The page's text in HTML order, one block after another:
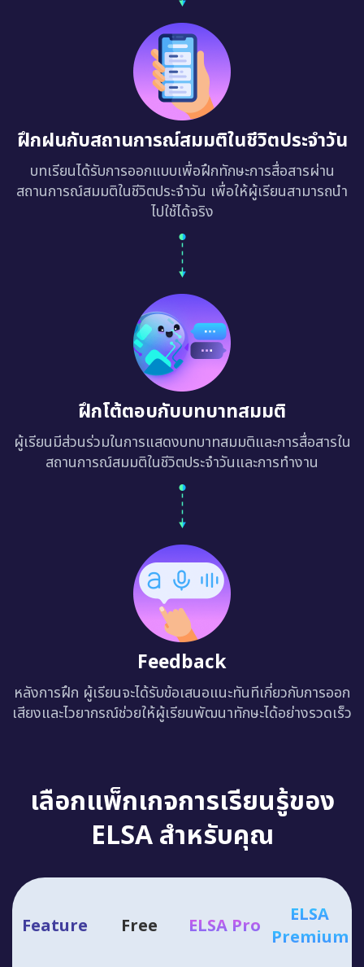
ฝึกฝนกับสถานการณ์สมมติในชีวิตประจำวัน
บทเรียนได้รับการออกแบบเพื่อฝึกทักษะการสื่อสารผ่าน
สถานการณ์สมมติในชีวิตประจำวัน เพื่อให้ผู้เรียนสามารถนำ
ไปใช้ได้จริง
ฝึกโต้ตอบกับบทบาทสมมติ
ผู้เรียนมีส่วนร่วมในการแสดงบทบาทสมมติและการสื่อสารใน
สถานการณ์สมมติในชีวิตประจำวันและการทำงาน
Feedback
หลังการฝึก ผู้เรียนจะได้รับข้อเสนอแนะทันทีเกี่ยวกับการออก
เสียงและไวยากรณ์ช่วยให้ผู้เรียนพัฒนาทักษะได้อย่างรวดเร็ว
เลือกแพ็กเกจการเรียนรู้ของ
ELSA สำหรับคุณ
Feature Free ELSA Pro
ELSA
Premium